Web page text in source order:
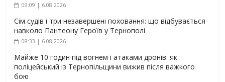
09:09 | 6.08.2026
Сім судів і три незавершені поховання: що відбувається
навколо Пантеону Героїв у Тернополі
08:33 | 6.08.2026
Майже 10 годин під вогнем і атаками дронів: як
поліцейський із Тернопільщини вижив після важкого
бою